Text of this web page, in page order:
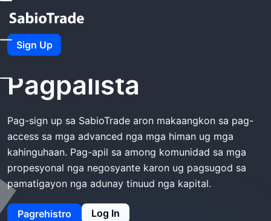
Sign Up
Balay SabioTrade Pagpalista
SabioTrade
Pagpalista
Pag-sign up sa SabioTrade aron makaangkon sa pag-
access sa mga advanced nga mga himan ug mga
kahinguhaan. Pag-apil sa among komunidad sa mga
propesyonal nga negosyante karon ug pagsugod sa
pamatigayon nga adunay tinuud nga kapital.
Pagrehistro Log In